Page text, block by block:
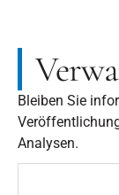
Bleiben Sie
Analysen.